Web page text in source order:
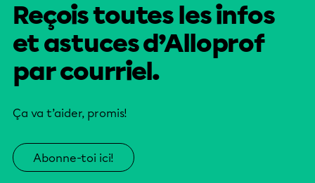
Reçois toutes les infos
et astuces d’Alloprof
par courriel.
Ça va t’aider, promis!
Abonne-toi ici!